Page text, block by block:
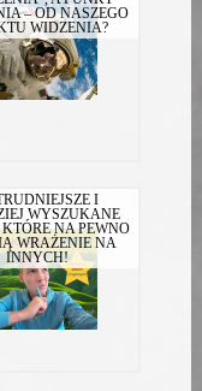
– OD NASZEGO
WIDZENIA?
I
WYSZUKANE
NA PEWNO
WRAŻENIE NA
INNYCH!